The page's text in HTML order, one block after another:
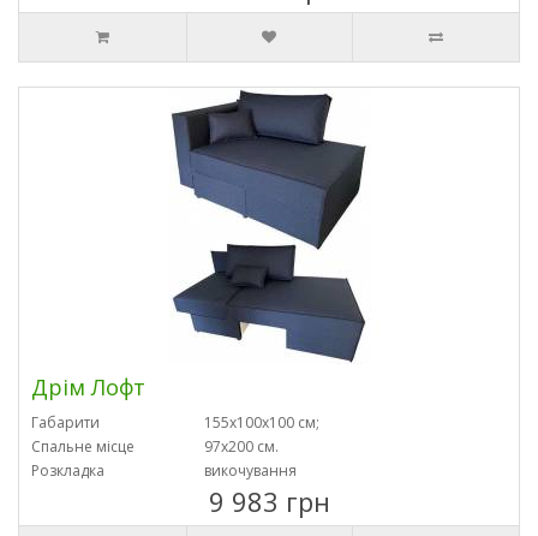
Дрім Лофт
Габарити
155х100х100 см;
Спальне місце
97х200 см.
Розкладка
викочування
9 983 грн